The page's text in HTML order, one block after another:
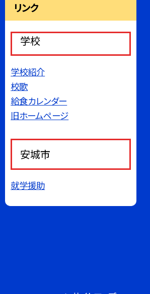
リンク
学校
学校紹介
校歌
給食カレンダー
旧ホームページ
安城市
就学援助